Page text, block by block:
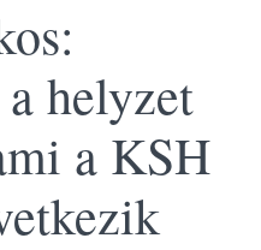
helyzet
a KSH